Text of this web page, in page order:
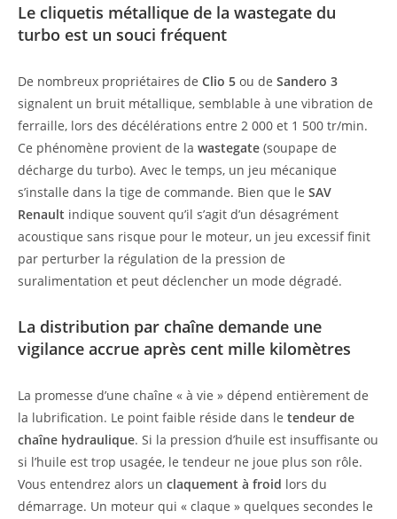
Le cliquetis métallique de la wastegate du
turbo est un souci fréquent
De nombreux propriétaires de Clio 5 ou de Sandero 3
signalent un bruit métallique, semblable à une vibration de
ferraille, lors des décélérations entre 2 000 et 1 500 tr/min.
Ce phénomène provient de la wastegate (soupape de
décharge du turbo). Avec le temps, un jeu mécanique
s’installe dans la tige de commande. Bien que le SAV
Renault indique souvent qu’il s’agit d’un désagrément
acoustique sans risque pour le moteur, un jeu excessif finit
par perturber la régulation de la pression de
suralimentation et peut déclencher un mode dégradé.
La distribution par chaîne demande une
vigilance accrue après cent mille kilomètres
La promesse d’une chaîne « à vie » dépend entièrement de
la lubrification. Le point faible réside dans le tendeur de
chaîne hydraulique. Si la pression d’huile est insuffisante ou
si l’huile est trop usagée, le tendeur ne joue plus son rôle.
Vous entendrez alors un claquement à froid lors du
démarrage. Un moteur qui « claque » quelques secondes le